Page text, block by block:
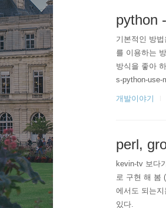
python
기본적인 방
를 이용하는
방식을 좋아
s-python-use-
개발이야기
perl,
kevin-tv 보다
로 구현 해 봄
에서도 되는
있다.